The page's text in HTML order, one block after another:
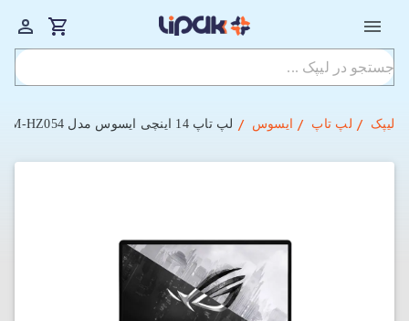
لیپک لپ تاپ ایسوس لپ‌ تاپ 14 اینچی ایسوس مدل Gaming GA401QM-HZ054